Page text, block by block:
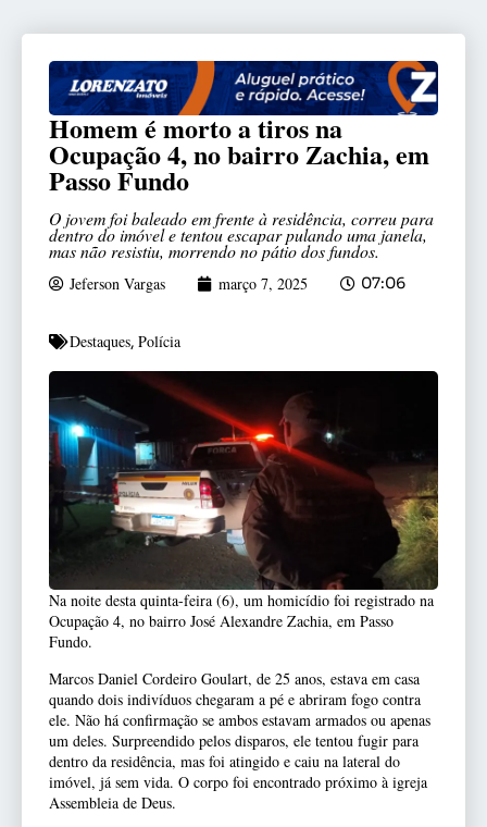
Homem é morto a tiros na
Ocupação 4, no bairro Zachia, em
Passo Fundo
O jovem foi baleado em frente à residência, correu para
dentro do imóvel e tentou escapar pulando uma janela,
mas não resistiu, morrendo no pátio dos fundos.
Jeferson Vargas março 7, 2025 07:06
Destaques, Polícia
Na noite desta quinta-feira (6), um homicídio foi registrado na
Ocupação 4, no bairro José Alexandre Zachia, em Passo
Fundo.
Marcos Daniel Cordeiro Goulart, de 25 anos, estava em casa
quando dois indivíduos chegaram a pé e abriram fogo contra
ele. Não há confirmação se ambos estavam armados ou apenas
um deles. Surpreendido pelos disparos, ele tentou fugir para
dentro da residência, mas foi atingido e caiu na lateral do
imóvel, já sem vida. O corpo foi encontrado próximo à igreja
Assembleia de Deus.